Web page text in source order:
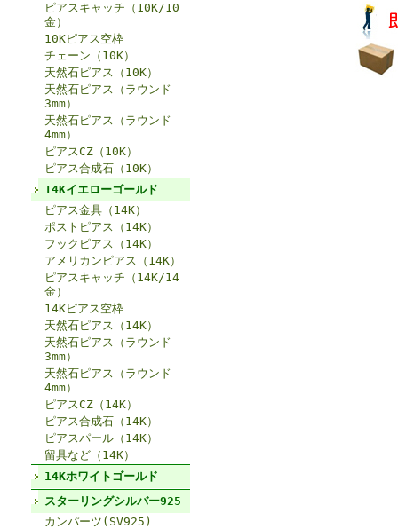
ピアスキャッチ（10K/10
金）
10Kピアス空枠
チェーン（10K）
天然石ピアス（10K）
天然石ピアス（ラウンド
3mm）
天然石ピアス（ラウンド
4mm）
ピアスCZ（10K）
ピアス合成石（10K）
14Kイエローゴールド
ピアス金具（14K）
ポストピアス（14K）
フックピアス（14K）
アメリカンピアス（14K）
ピアスキャッチ（14K/14
金）
14Kピアス空枠
天然石ピアス（14K）
天然石ピアス（ラウンド
3mm）
天然石ピアス（ラウンド
4mm）
ピアスCZ（14K）
ピアス合成石（14K）
ピアスパール（14K）
留具など（14K）
14Kホワイトゴールド
スターリングシルバー925
カンパーツ(SV925)